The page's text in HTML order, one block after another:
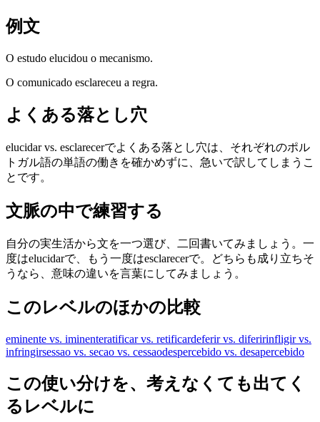
例文
O estudo elucidou o mecanismo.
O comunicado esclareceu a regra.
よくある落とし穴
elucidar vs. esclarecerでよくある落とし穴は、それぞれのポル
トガル語の単語の働きを確かめずに、急いで訳してしまうこ
とです。
文脈の中で練習する
自分の実生活から文を一つ選び、二回書いてみましょう。一
度はelucidarで、もう一度はesclarecerで。どちらも成り立ちそ
うなら、意味の違いを言葉にしてみましょう。
このレベルのほかの比較
eminente vs. iminenteratificar vs. retificardeferir vs. diferirinfligir vs.
infringirsessao vs. secao vs. cessaodespercebido vs. desapercebido
この使い分けを、考えなくても出てく
るレベルに